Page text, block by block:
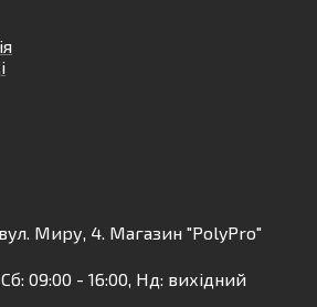
Миру, 4. Магазин "PolyPro"
09:00 - 16:00, Нд: вихідний